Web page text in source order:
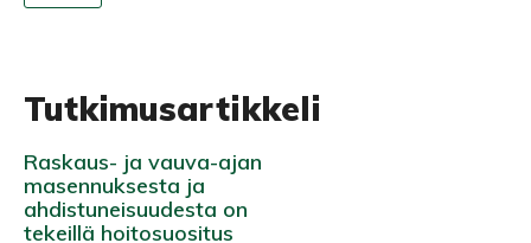
Tutkimusartikkeli
Raskaus- ja vauva-ajan
masennuksesta ja
ahdistuneisuudesta on
tekeillä hoitosuositus